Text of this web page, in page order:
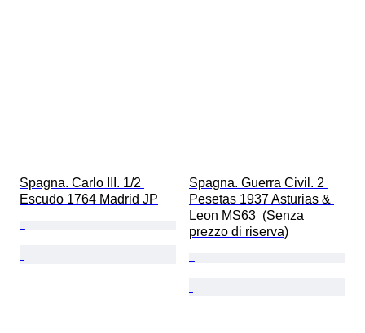
Spagna. Carlo III. 1/2
Escudo 1764 Madrid JP
Spagna. Guerra Civil. 2
Pesetas 1937 Asturias &
Leon MS63  (Senza
prezzo di riserva)